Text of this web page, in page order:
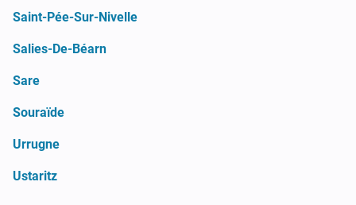
Saint-Pée-Sur-Nivelle
Salies-De-Béarn
Sare
Souraïde
Urrugne
Ustaritz